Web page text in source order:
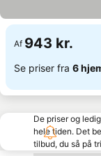
Af 943 kr.
Se priser fra 6
De priser og
hele tiden. Det
tilbud, du så på